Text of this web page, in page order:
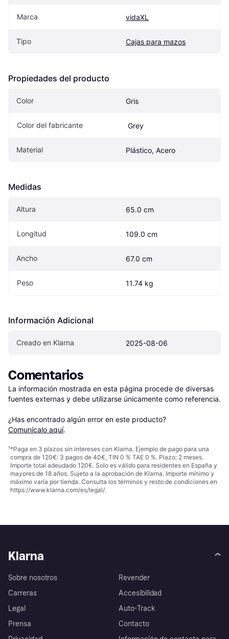
Marca vidaXL
Tipo Cajas para mazos
Propiedades del producto
Color Gris
Color del fabricante Grey
Material Plástico, Acero
Medidas
Altura 65.0 cm
Longitud 109.0 cm
Ancho 67.0 cm
Peso 11.74 kg
Información Adicional
Creado en Klarna 2025-08-06
Comentarios
La información mostrada en esta página procede de diversas
fuentes externas y debe utilizarse únicamente como referencia.
¿Has encontrado algún error en este producto?
Comunícalo aquí.
¹*Paga en 3 plazos sin intereses con Klarna. Ejemplo de pago para una
compra de 120€: 3 pagos de 40€, TIN 0 % TAE 0 %. Plazo: 2 meses.
Importe total adeudado 120€. Solo es válido para residentes en España y
mayores de 18 años. Sujeto a la aprobación de Klarna. Importe mínimo y
máximo varía por tienda. Consulta los términos y resto de condiciones en
https://www.klarna.com/es/legal/.
Klarna
Sobre nosotros
Carreras
Legal
Prensa
Revender
Accesibilidad
Auto-Track
Contacto